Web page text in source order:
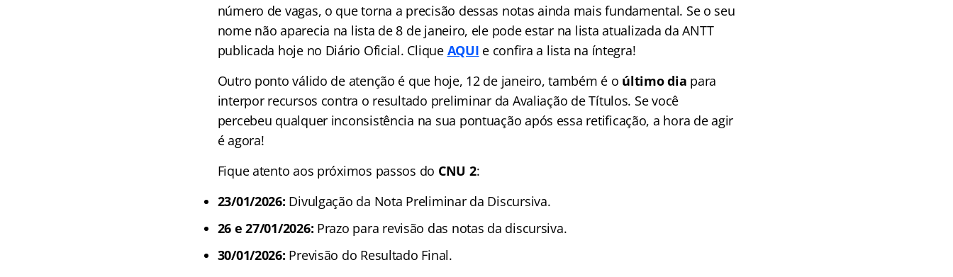
número de vagas, o que torna a precisão dessas notas ainda mais fundamental. Se o seu
nome não aparecia na lista de 8 de janeiro, ele pode estar na lista atualizada da ANTT
publicada hoje no Diário Oficial. Clique AQUI e confira a lista na íntegra!
Outro ponto válido de atenção é que hoje, 12 de janeiro, também é o último dia para
interpor recursos contra o resultado preliminar da Avaliação de Títulos. Se você
percebeu qualquer inconsistência na sua pontuação após essa retificação, a hora de agir
é agora!
Fique atento aos próximos passos do CNU 2:
23/01/2026: Divulgação da Nota Preliminar da Discursiva.
26 e 27/01/2026: Prazo para revisão das notas da discursiva.
30/01/2026: Previsão do Resultado Final.